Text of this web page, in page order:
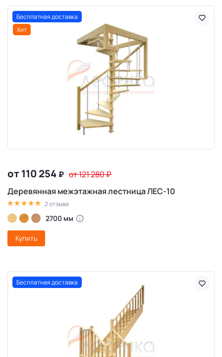
Бесплатная доставка
Хит
от 110 254 ₽ от 121 280₽
Деревянная межэтажная лестница ЛЕС-10
2 отзыва
2700 мм
Купить
Бесплатная доставка